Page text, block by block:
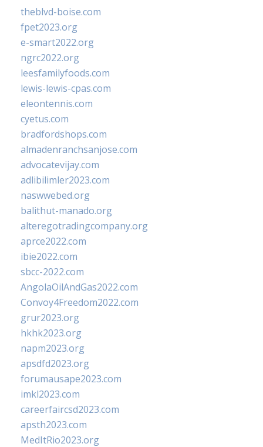
theblvd-boise.com
fpet2023.org
e-smart2022.org
ngrc2022.org
leesfamilyfoods.com
lewis-lewis-cpas.com
eleontennis.com
cyetus.com
bradfordshops.com
almadenranchsanjose.com
advocatevijay.com
adlibilimler2023.com
naswwebed.org
balithut-manado.org
alteregotradingcompany.org
aprce2022.com
ibie2022.com
sbcc-2022.com
AngolaOilAndGas2022.com
Convoy4Freedom2022.com
grur2023.org
hkhk2023.org
napm2023.org
apsdfd2023.org
forumausape2023.com
imkl2023.com
careerfaircsd2023.com
apsth2023.com
MedItRio2023.org